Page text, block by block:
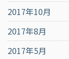
2017年10月
2017年8月
2017年5月